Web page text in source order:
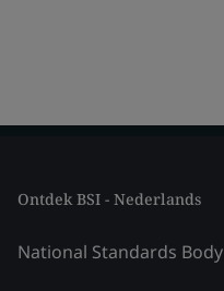
Ontdek BSI - Nederlands
National Standards Body